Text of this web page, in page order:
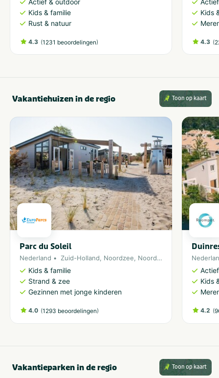
Actief & outdoor
Kids & familie
Rust & natuur
4.3 (1231 beoordelingen)
Kids
4.3 (
Vakantiehuizen in de regio Toon op kaart
Parc du Soleil
Nederland Zuid-Holland, Noordzee, Noordwijk
Kids & familie
Strand & zee
Gezinnen met jonge kinderen
4.0 (1293 beoordelingen)
Kids
4.2 (
Vakantieparken in de regio Toon op kaart